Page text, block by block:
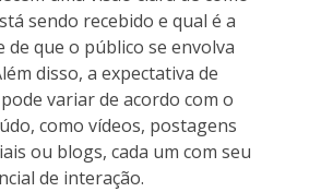
sendo recebido e qual é a
de que o público se envolva
disso, a expectativa de
variar de acordo com o
como vídeos, postagens
ou blogs, cada um com seu
de interação.